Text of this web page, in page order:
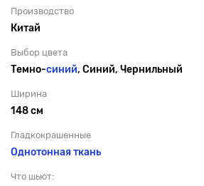
Производство
Китай
Выбор цвета
Темно-синий, Синий, Чернильный
Ширина
148 см
Гладкокрашенные
Однотонная ткань
Что шьют: